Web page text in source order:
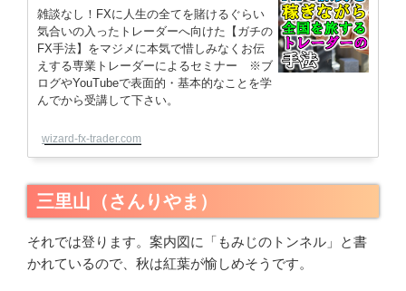
雑談なし！FXに人生の全てを賭けるぐらい
気合いの入ったトレーダーへ向けた【ガチの
FX手法】をマジメに本気で惜しみなくお伝
えする専業トレーダーによるセミナー ※ブ
ログやYouTubeで表面的・基本的なことを学
んでから受講して下さい。
wizard-fx-trader.com
三里山（さんりやま）
それでは登ります。案内図に「もみじのトンネル」と書
かれているので、秋は紅葉が愉しめそうです。